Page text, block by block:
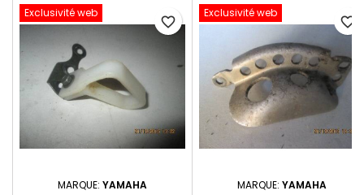
Exclusivité web
MARQUE: YAMAHA
favorite_border
Exclusivité web
MARQUE: YAMAHA
favorite_border